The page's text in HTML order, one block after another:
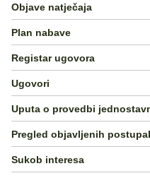
Objave natječaja
Plan nabave
Registar ugovora
Ugovori
Uputa o provedbi
Pregled objavljenih
Sukob interesa